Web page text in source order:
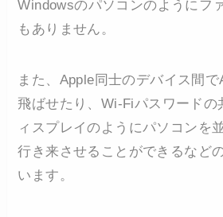
Windowsのパソコンのようにフ
もありません。
また、Apple同士のデバイス間
飛ばせたり、Wi-Fiパスワードの
ィスプレイのようにパソコンを
行き来させることができるなど
います。